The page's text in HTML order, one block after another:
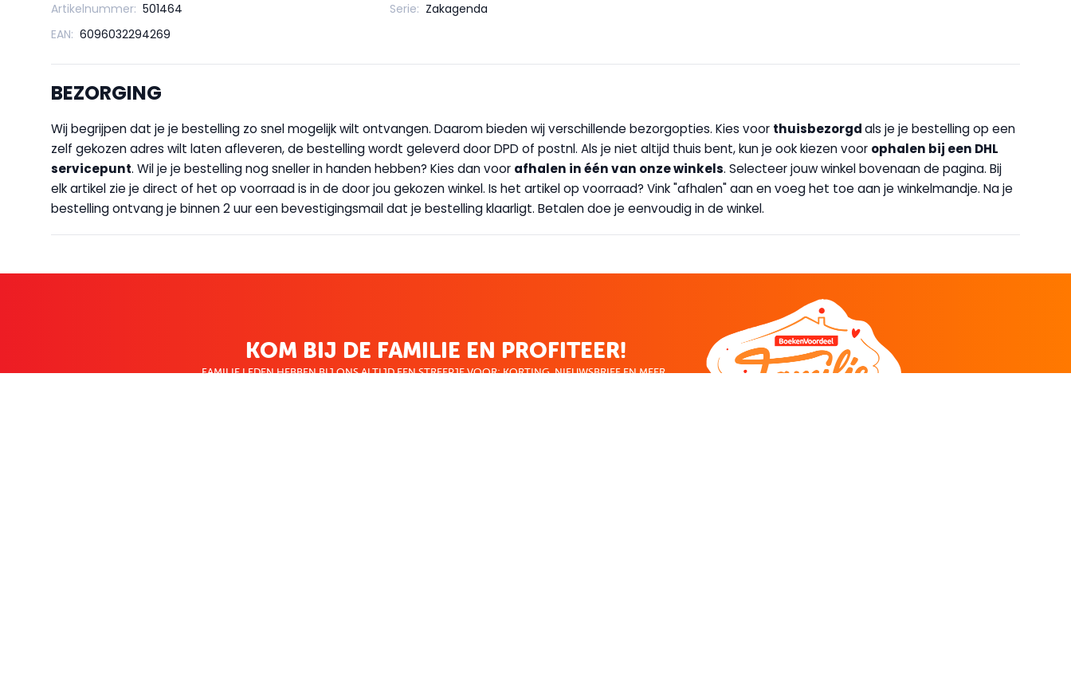
Artikelnummer: 501464 Serie: Zakagenda
EAN: 6096032294269
BEZORGING
Wij begrijpen dat je je bestelling zo snel mogelijk wilt ontvangen. Daarom bieden wij verschillende bezorgopties. Kies voor thuisbezorgdals je je bestelling op een
zelf gekozen adres wilt laten afleveren, de bestelling wordt geleverd door DPD of postnl. Als je niet altijd thuis bent, kun je ook kiezen voor ophalen bij een DHL
servicepunt. Wil je je bestelling nog sneller in handen hebben? Kies dan voor afhalen in één van onze winkels. Selecteer jouw winkel bovenaan de pagina. Bij
elk artikel zie je direct of het op voorraad is in de door jou gekozen winkel. Is het artikel op voorraad? Vink "afhalen" aan en voeg het toe aan je winkelmandje. Na je
bestelling ontvang je binnen 2 uur een bevestigingsmail dat je bestelling klaarligt. Betalen doe je eenvoudig in de winkel.
KOM BIJ DE FAMILIE EN PROFITEER!
FAMILIE LEDEN HEBBEN BIJ ONS ALTIJD EEN STREEPJE VOOR; KORTING, NIEUWSBRIEF EN MEER..